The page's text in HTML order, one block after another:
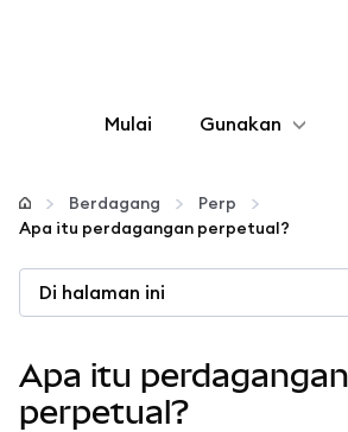
Mulai Gunakan
Konfigurasikan
web3 lainnya
Tetap aman
Berdagang
Perp
Apa itu perdagangan perpetual?
Di halaman ini
Apa itu perdagangan
perpetual?